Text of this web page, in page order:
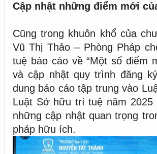
Cập nhật những điểm mới
Cũng trong khuôn khổ của
Vũ Thị Thảo – Phòng Pháp
tuệ báo cáo về “Một số điểm
và cập nhật quy trình đăng
dung báo cáo tập trung vào
Luật Sở hữu trí tuệ năm
những cập nhật quan trọng
pháp hữu ích.